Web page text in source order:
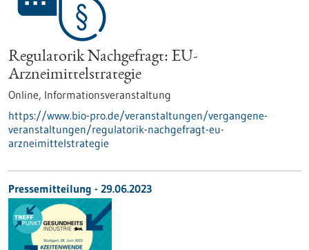
Regulatorik Nachgefragt: EU-
Arzneimittelstrategie
Online, Informationsveranstaltung
https://www.bio-pro.de/veranstaltungen/vergangene-
veranstaltungen/regulatorik-nachgefragt-eu-
arzneimittelstrategie
Pressemitteilung - 29.06.2023